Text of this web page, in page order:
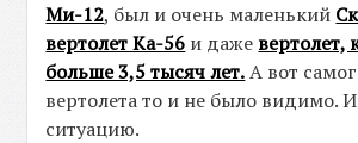
Ми-12, был и очень маленький
вертолет Ка-56 и даже вертолет,
больше 3,5 тысяч лет.А вот
вертолета то и не было видимо.
ситуацию.